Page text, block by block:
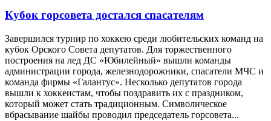
Кубок горсовета достался спасателям
Завершился турнир по хоккею среди любительских команд на
кубок Орского Совета депутатов. Для торжественного
построения на лед ДС «Юбилейный» вышли команды
администрации города, железнодорожники, спасатели МЧС и
команда фирмы «Галантус». Несколько депутатов города
вышли к хоккеистам, чтобы поздравить их с праздником,
который может стать традиционным. Символическое
вбрасывание шайбы проводил председатель горсовета...